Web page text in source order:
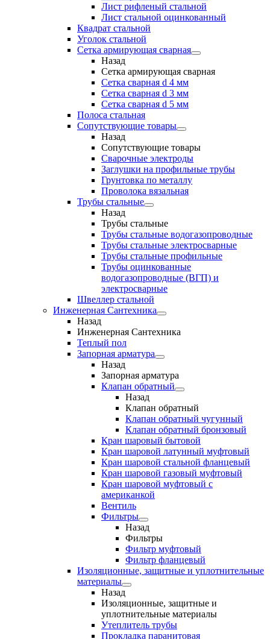
Лист рифленый стальной
Лист стальной оцинкованный
Квадрат стальной
Уголок стальной
Сетка армирующая сварная
Назад
Сетка армирующая сварная
Сетка сварная d 4 мм
Сетка сварная d 3 мм
Сетка сварная d 5 мм
Полоса стальная
Сопутствующие товары
Назад
Сопутствующие товары
Сварочные электроды
Заглушки на профильные трубы
Грунтовка по металлу
Проволока вязальная
Трубы стальные
Назад
Трубы стальные
Трубы стальные водогазопроводные
Трубы стальные электросварные
Трубы стальные профильные
Трубы оцинкованные
водогазопроводные (ВГП) и
электросварные
Швеллер стальной
Инженерная Сантехника
Назад
Инженерная Сантехника
Теплый пол
Запорная арматура
Назад
Запорная арматура
Клапан обратный
Назад
Клапан обратный
Клапан обратный чугунный
Клапан обратный бронзовый
Кран шаровый бытовой
Кран шаровой латунный муфтовый
Кран шаровой стальной фланцевый
Кран шаровой газовый муфтовый
Кран шаровой муфтовый с
американкой
Вентиль
Фильтры
Назад
Фильтры
Фильтр муфтовый
Фильтр фланцевый
Изоляционные, защитные и уплотнительные
материалы
Назад
Изоляционные, защитные и
уплотнительные материалы
Утеплитель трубы
Прокладка паранитовая